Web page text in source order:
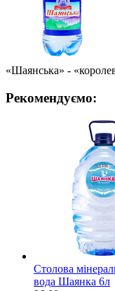
«Шаянська» -
Рекомендуємо:
Столова
вода Шаянка 6л